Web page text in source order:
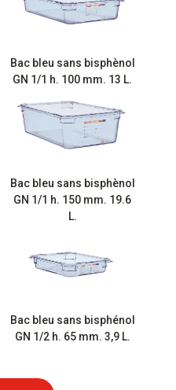
Bac bleu sans bisphènol
GN 1/1 h. 100 mm. 13 L.
Bac bleu sans bisphènol
GN 1/1 h. 150 mm. 19.6
L.
Bac bleu sans bisphénol
GN 1/2 h. 65 mm. 3,9 L.